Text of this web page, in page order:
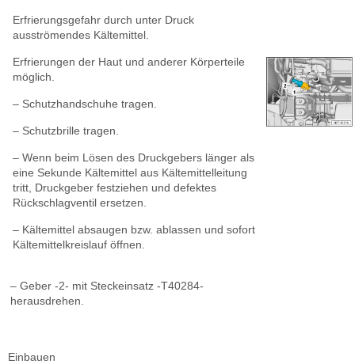
Erfrierungsgefahr durch unter Druck
ausströmendes Kältemittel.
Erfrierungen der Haut und anderer Körperteile
möglich.
– Schutzhandschuhe tragen.
– Schutzbrille tragen.
– Wenn beim Lösen des Druckgebers länger als
eine Sekunde Kältemittel aus Kältemittelleitung
tritt, Druckgeber festziehen und defektes
Rückschlagventil ersetzen.
– Kältemittel absaugen bzw. ablassen und sofort
Kältemittelkreislauf öffnen.
– Geber -2- mit Steckeinsatz -T40284-
herausdrehen.
Einbauen